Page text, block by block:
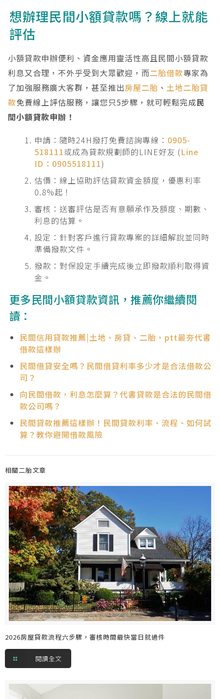
想辦理民間小額貸款嗎？線上就能
評估
小額貸款申辦便利、資金應用靈活性高且民間小額貸款
利息又合理，不外乎受到大眾歡迎，而二胎借款專家為
了加強服務廣大客群，甚至推出房屋二胎 、 土地二胎貸
款免費線上評估服務，讓您只5步驟，就可輕鬆完成民
間小額貸款申辦！
申請：隨時24H撥打免費諮詢專線： 0905-
518111或成為貸款規劃師的LINE好友 (Line
ID：0905518111)
估價：線上協助評估貸款資金額度，優惠利率
0.8%起！
審核：送審評估是否有意願承作及額度、期數、
利息的估算。
設定：針對客戶進行貸款專案的詳細解說並同時
準備撥款文件。
撥款：對保設定手續完成後立即撥款順利取得資
金。
更多民間小額貸款資訊，推薦你繼續閱
讀：
民間信用貸款推薦|土地、房貸、二胎，ptt最夯代書
借款這樣辦
民間借貸安全嗎？民間借貸利率多少才是合法借款公
司？
向民間借款，利息怎麼算？代書貸款是合法的民間借
款公司嗎？
民間貸款推薦這樣辦！民間貸款利率、流程、如何試
算？教你避開借款風險
相關二胎文章
2026房屋貸款流程六步驟，審核時間最快當日就過件
閱讀全文